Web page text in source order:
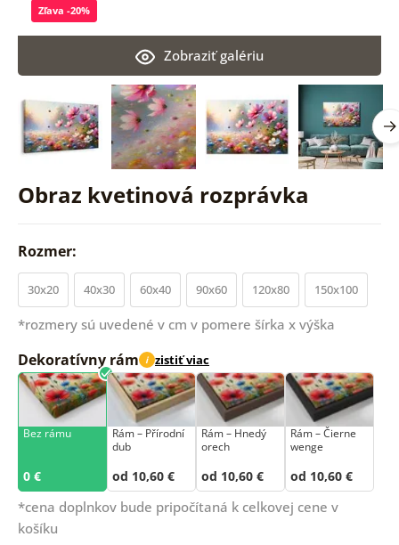
Obraz kvetinová rozprávka
Zobraziť galériu
Zľava -20%
Rozmer:
30x20 40x30 60x40 90x60 120x80 150x100
*rozmery sú uvedené v cm v pomere šírka x výška
Dekoratívny rám i zistiť viac
Bez rámu
0 €
Rám –⁠⁠⁠⁠⁠⁠ Přírodní
dub
od 10,60 €
Rám – Hnedý
orech
od 10,60 €
Rám – Čierne
wenge
od 10,60 €
*cena doplnkov bude pripočítaná k celkovej cene v
košíku